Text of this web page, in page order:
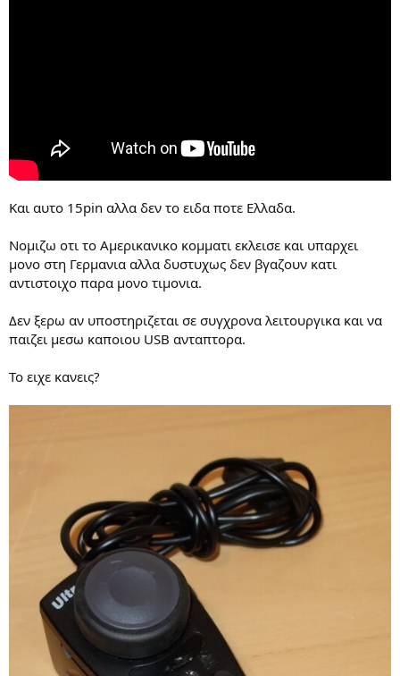
Και αυτο 15pin αλλα δεν το ειδα ποτε Ελλαδα.
Νομιζω οτι το Αμερικανικο κομματι εκλεισε και υπαρχει
μονο στη Γερμανια αλλα δυστυχως δεν βγαζουν κατι
αντιστοιχο παρα μονο τιμονια.
Δεν ξερω αν υποστηριζεται σε συγχρονα λειτουργικα και να
παιζει μεσω καποιου USB ανταπτορα.
Το ειχε κανεις?